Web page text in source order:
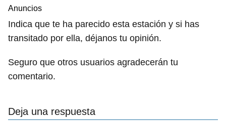
Anuncios
Indica que te ha parecido esta estación y si has
transitado por ella, déjanos tu opinión.
Seguro que otros usuarios agradecerán tu
comentario.
Deja una respuesta